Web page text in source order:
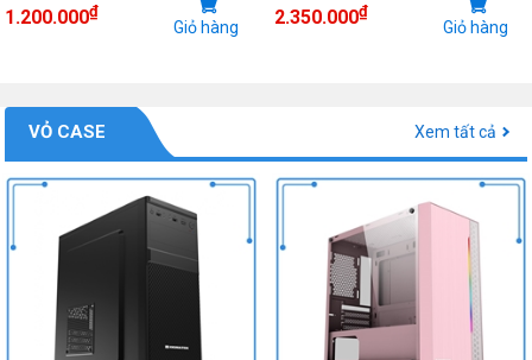
1.200.000₫
Giỏ hàng 2.350.000₫
Giỏ hàng
VỎ CASE Xem tất cả